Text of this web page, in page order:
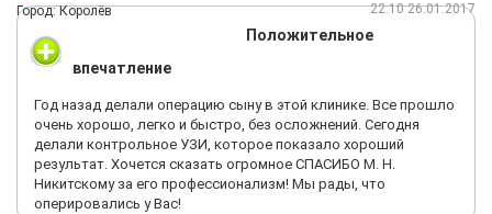
Город: Королёв 22:10 26.01.2017
Положительное
впечатление
Год назад делали операцию сыну в этой клинике. Все прошло
очень хорошо, легко и быстро, без осложнений. Сегодня
делали контрольное УЗИ, которое показало хороший
результат. Хочется сказать огромное СПАСИБО М. Н.
Никитскому за его профессионализм! Мы рады, что
оперировались у Вас!